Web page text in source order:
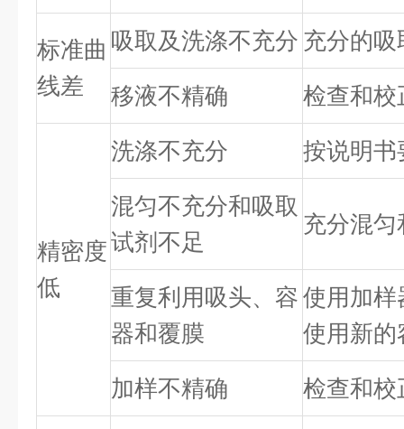
标准曲
线差
吸取及洗涤不充分 充分的
移液不精确 检查和校
精密度
低
洗涤不充分 按说明书
混匀不充分和吸取
试剂不足
充分混
重复利用吸头、容
器和覆膜
使用加样
使用新的
加样不精确 检查和校